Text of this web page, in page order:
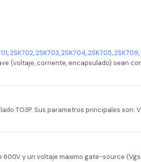
,2SK702,2SK703,2SK704,2SK705,2SK709,
(voltaje, corriente, encapsulado) sean
TO3P. Sus parametros principales son:
y un voltaje maximo gate-source